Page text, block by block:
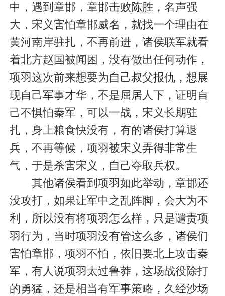
中，遇到章邯，章邯击败陈胜 ，名声强
大，宋义害怕章邯威名，就找一个理由在
黄河南岸驻扎，不再前进，诸侯联军就看
着北方赵国被闻困，没有做出任何动作，
项羽这次前来想要为自己叔父报仇，想展
现自己军事才华，不是屈居人下，证明自
己不惧怕秦军，可以一战，宋义长期驻
扎，身上粮食快没有，有的诸侯打算退
兵，不再等候，项羽被宋义弄得非常生
气，于是杀害宋义，自己夺取兵权。
其他诸侯看到项羽如此举动，章邯还
没攻打，如果让军中之乱阵脚，会大为不
利，所以没有将项羽怎么样，只是谴责项
羽行为，当时项羽没有管这么多，诸侯们
害怕章邯，项羽不怕，依旧要北上攻击秦
军，有人说项羽太过鲁莽，这场战役除打
的勇猛，还是相当有军事策略，久经沙场